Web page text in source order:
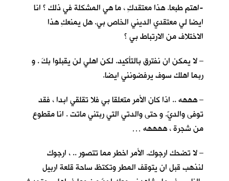
-اهتم طبعا. هذا معتقدكِ ، ما هي المشكلة في ذلك ؟ انا
ايضا لي معتقدي الديني الخاص بي. هل يمنعكِ هذا
الاختلاف من الارتباط بي ؟
– لا يمكن ان نفترق بالتأكيد. لكن اهلي لن يقبلوا بكَ . و
ربما اهلك سوف يرفضونني ايضا.
– هههه .. اذا كان الأمر متعلقا بي فلا تقلقي ابدا ، فقد
توفى والديّ. و حتى والدتي التي ربتني ماتت . انا مقطوع
من شجرة ، ههههه …
– لا تضحك ارجوك. الأمر اخطر مما تتصور .. ، ارجوك
لنذهب قبل ان يتوقف المطر وتكتظ ساحة قلعة اربيل